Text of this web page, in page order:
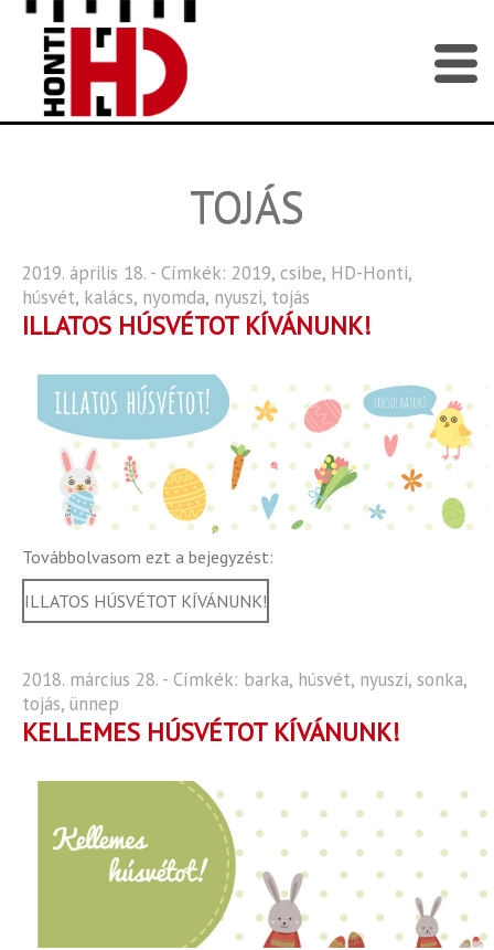
TOJÁS
2019. április 18. - Címkék: 2019, csibe, HD-Honti,
húsvét, kalács, nyomda, nyuszi, tojás
ILLATOS HÚSVÉTOT KÍVÁNUNK!
Továbbolvasom ezt a bejegyzést:
ILLATOS HÚSVÉTOT KÍVÁNUNK!
2018. március 28. - Címkék: barka, húsvét, nyuszi, sonka,
tojás, ünnep
KELLEMES HÚSVÉTOT KÍVÁNUNK!